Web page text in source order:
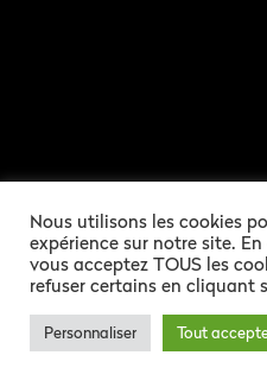
Nous utilisons les cookies
expérience sur notre site.
vous acceptez TOUS les
refuser certains en cliquant
Personnaliser Tout